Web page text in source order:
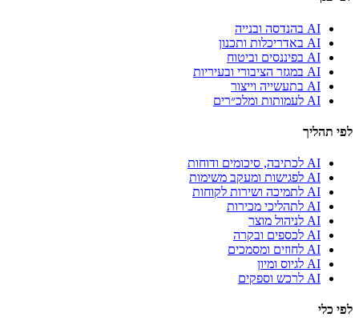
AI בהנדסה ובנייה
AI באדריכלות ותכנון
AI בפיננסים וביטוח
AI במגזר הציבורי ובעיריות
AI בתעשייה וייצור
AI לעמותות ומלכ״רים
לפי תהליך
AI לכתיבה, סיכומים ודוחות
AI לפגישות ומעקב משימות
AI לתמיכה ושירות לקוחות
AI לתהליכי מכירות
AI לניהול מוצר
AI לכספים ובקרה
AI לחוזים ומסמכים
AI לגיוס ומיון
AI לרכש וספקים
לפי כלי